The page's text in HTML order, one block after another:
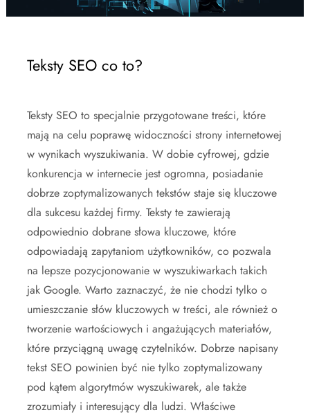
Teksty SEO co to?
Teksty SEO to specjalnie przygotowane treści, które
mają na celu poprawę widoczności strony internetowej
w wynikach wyszukiwania. W dobie cyfrowej, gdzie
konkurencja w internecie jest ogromna, posiadanie
dobrze zoptymalizowanych tekstów staje się kluczowe
dla sukcesu każdej firmy. Teksty te zawierają
odpowiednio dobrane słowa kluczowe, które
odpowiadają zapytaniom użytkowników, co pozwala
na lepsze pozycjonowanie w wyszukiwarkach takich
jak Google. Warto zaznaczyć, że nie chodzi tylko o
umieszczanie słów kluczowych w treści, ale również o
tworzenie wartościowych i angażujących materiałów,
które przyciągną uwagę czytelników. Dobrze napisany
tekst SEO powinien być nie tylko zoptymalizowany
pod kątem algorytmów wyszukiwarek, ale także
zrozumiały i interesujący dla ludzi. Właściwe